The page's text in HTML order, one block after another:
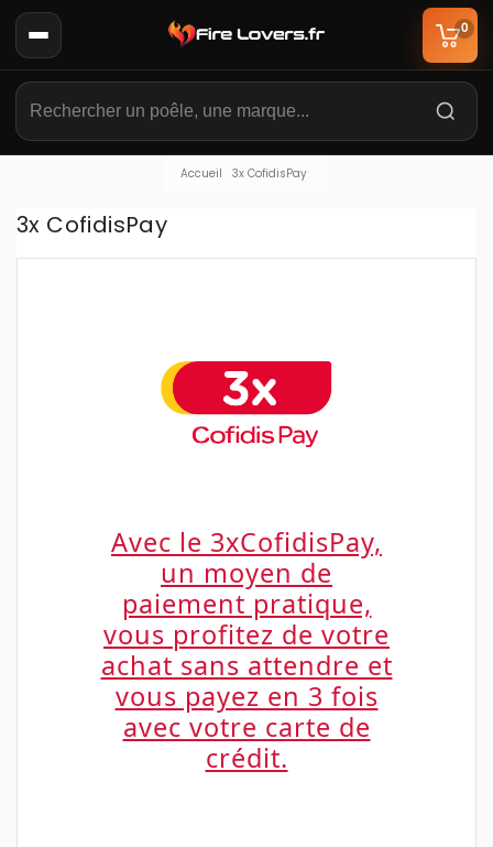
0
Accueil 3x CofidisPay
3x CofidisPay
Avec le 3xCofidisPay,
un moyen de
paiement pratique,
vous profitez de votre
achat sans attendre et
vous payez en 3 fois
avec votre carte de
crédit.